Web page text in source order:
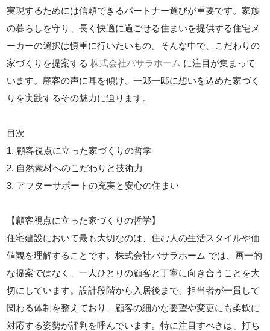
実現するためには信頼できるパートナー選びが重要です。家族
の暮らしを守り、長く快適に過ごせる住まいを提供する住宅メ
ーカーの選択は慎重に行いたいもの。そんな中で、こだわりの
家づくりを提案する株式会社バサラホーム に注目が集まって
います。顧客の声に耳を傾け、一邸一邸に想いを込めた家づく
りを実践するその魅力に迫ります。
目次
1. 顧客視点に立った家づくりの哲学
2. 自然素材へのこだわりと技術力
3. アフターサポートの充実と安心の住まい
【顧客視点に立った家づくりの哲学】
住宅建設において最も大切なのは、住む人の生活スタイルや価
値観を理解することです。株式会社バサラホーム では、画一的
な提案ではなく、一人ひとりの顧客と丁寧に向き合うことを大
切にしています。設計段階から入居後まで、担当者が一貫して
関わる体制を整えており、顧客の細かな要望や変更にも柔軟に
対応する姿勢が評判を呼んでいます。特に注目すべきは、打ち